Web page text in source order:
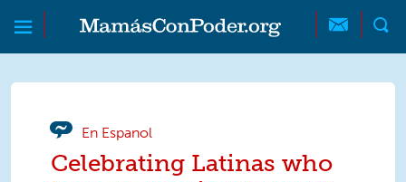
Skip to main content
Skip to main content
MamásConPoder
En Espanol
Celebrating Latinas who